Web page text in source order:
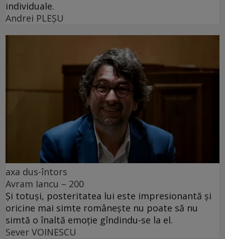
individuale.
Andrei PLEŞU
axa dus-întors
Avram Iancu – 200
Și totuși, posteritatea lui este impresionantă și
oricine mai simte românește nu poate să nu
simtă o înaltă emoție gîndindu-se la el.
Sever VOINESCU